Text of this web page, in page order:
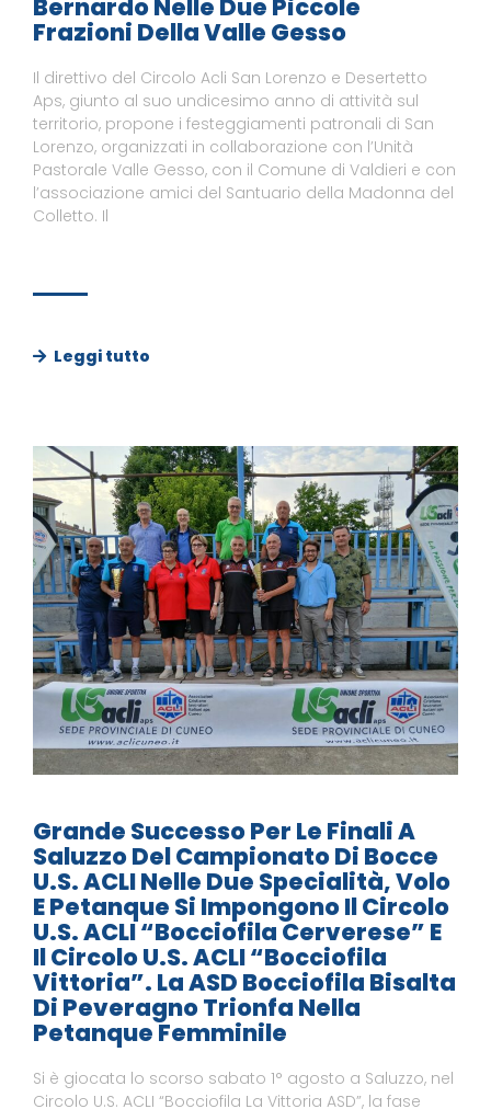
Bernardo Nelle Due Piccole
Frazioni Della Valle Gesso
Il direttivo del Circolo Acli San Lorenzo e Desertetto
Aps, giunto al suo undicesimo anno di attività sul
territorio, propone i festeggiamenti patronali di San
Lorenzo, organizzati in collaborazione con l’Unità
Pastorale Valle Gesso, con il Comune di Valdieri e con
l’associazione amici del Santuario della Madonna del
Colletto. Il
Leggi tutto
Grande Successo Per Le Finali A
Saluzzo Del Campionato Di Bocce
U.S. ACLI Nelle Due Specialità, Volo
E Petanque Si Impongono Il Circolo
U.S. ACLI “Bocciofila Cerverese” E
Il Circolo U.S. ACLI “Bocciofila
Vittoria”. La ASD Bocciofila Bisalta
Di Peveragno Trionfa Nella
Petanque Femminile
Si è giocata lo scorso sabato 1° agosto a Saluzzo, nel
Circolo U.S. ACLI “Bocciofila La Vittoria ASD”, la fase